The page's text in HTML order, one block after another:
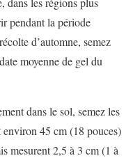
pendant la période
d’automne, semez
moyenne de gel du
dans le sol, semez les
45 cm (18 pouces)
mesurent 2,5 à 3 cm (1 à